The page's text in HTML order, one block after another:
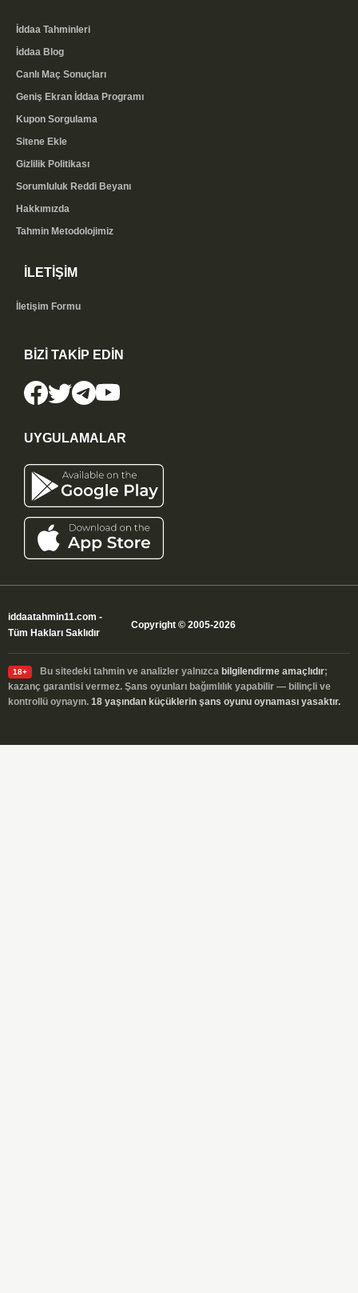
İddaa Tahminleri
İddaa Blog
Canlı Maç Sonuçları
Geniş Ekran İddaa Programı
Kupon Sorgulama
Sitene Ekle
Gizlilik Politikası
Sorumluluk Reddi Beyanı
Hakkımızda
Tahmin Metodolojimiz
İLETİŞİM
İletişim Formu
BİZİ TAKİP EDİN
UYGULAMALAR
iddaatahmin11.com -
Tüm Hakları Saklıdır
Copyright © 2005-2026
18+ Bu sitedeki tahmin ve analizler yalnızca bilgilendirme amaçlıdır;
kazanç garantisi vermez. Şans oyunları bağımlılık yapabilir — bilinçli ve
kontrollü oynayın. 18 yaşından küçüklerin şans oyunu oynaması yasaktır.